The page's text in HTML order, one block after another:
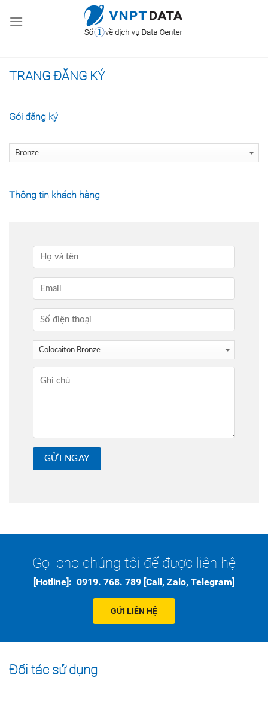
TRANG ĐĂNG KÝ
Gói đăng ký
Thông tin khách hàng
Gọi cho chúng tôi để được liên hệ
[Hotline]: 0919. 768. 789 [Call, Zalo, Telegram]
GỬI LIÊN HỆ
Đối tác sử dụng